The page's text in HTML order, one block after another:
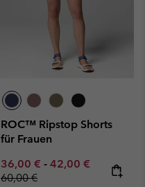
ROC™ Ripstop Shorts
für Frauen
Minimum sale price:
36,00 € - Maximum sale
42,00 € Regular
60,00 €